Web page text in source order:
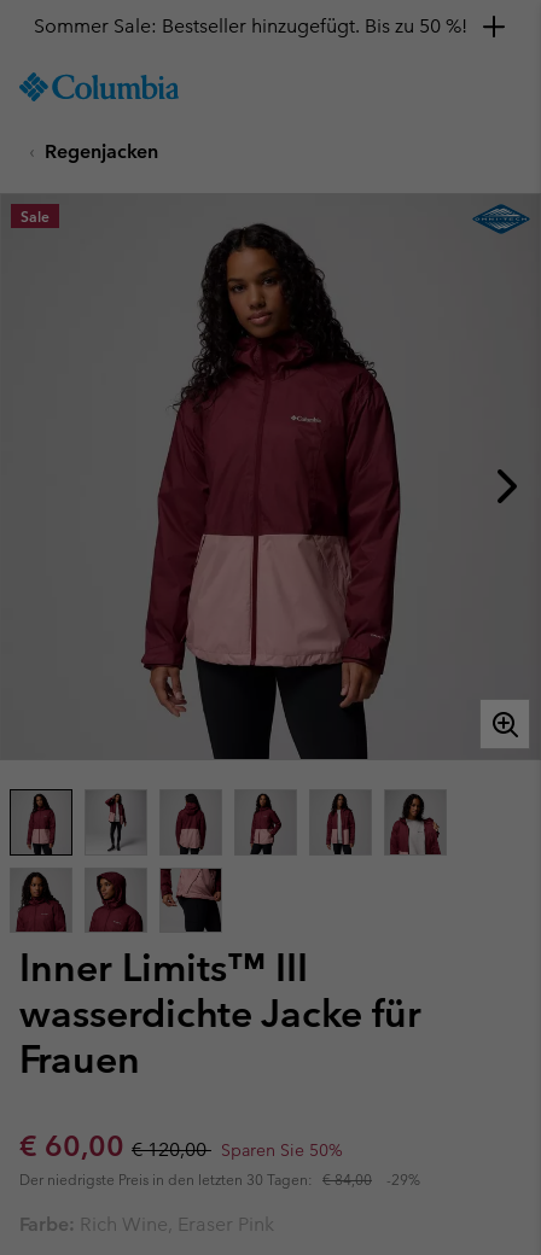
TO
SKIP
MAIN
NAV
Sommer Sale: Bestseller hinzugefügt. Bis zu 50 %!
Regenjacken
Inner Limits™ III
wasserdichte Jacke für
Frauen
Sale price:
€ 60,00 Regular price:
€ 120,00 Sparen Sie 50%
Der niedrigste Preis in den letzten 30 Tagen: € 84,00 -29%
Sale
Farbe: Rich Wine, Eraser Pink